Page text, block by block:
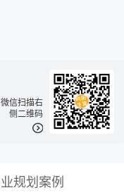
微信扫描右
侧二维码
规划案例